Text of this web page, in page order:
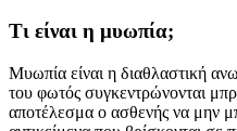
Τι είναι η μυωπία;
Μυωπία είναι η διαθλαστική
του φωτός συγκεντρώνονται
αποτέλεσμα ο ασθενής να μην